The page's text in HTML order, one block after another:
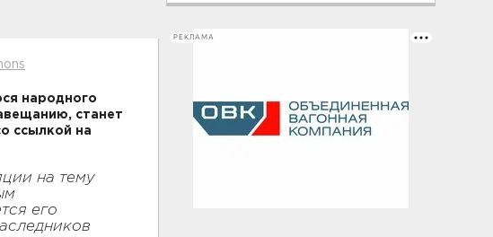
народного
станет
ссылкой на
на тему
его
РЕКЛАМА